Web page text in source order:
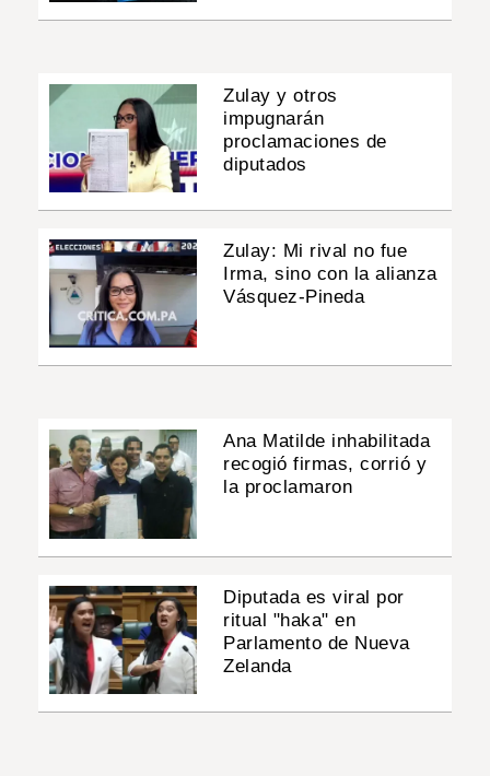
Zulay y otros
impugnarán
proclamaciones de
diputados
Zulay: Mi rival no fue
Irma, sino con la alianza
Vásquez-Pineda
Ana Matilde inhabilitada
recogió firmas, corrió y
la proclamaron
Diputada es viral por
ritual "haka" en
Parlamento de Nueva
Zelanda